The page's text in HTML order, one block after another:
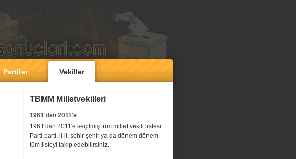
Partiler Vekiller
TBMM Milletvekilleri
1961'den 2011'e
1961'dan 2011'e seçilmiş tüm millet vekili listesi.
Parti parti, il il, şehir şehir ya da dönem dönem
tüm listeyi takip edebilirsiniz.